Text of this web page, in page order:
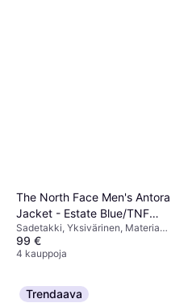
The North Face Men's Antora
Jacket - Estate Blue/TNF
Black
Sadetakki, Yksivärinen, Materiaali:
Synteettinen, Nailon, Polyuretaani,
Hengittävä, Vedenpitävä,
99 €
4 kauppoja
Trendaava